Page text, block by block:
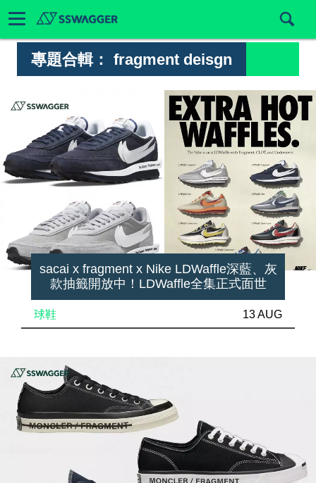
專題合輯： fragment deisgn
sacai x fragment x Nike LDWaffle深藍、灰
款抽籤開放中！LDWaffle全集正式面世
球鞋 13 AUG